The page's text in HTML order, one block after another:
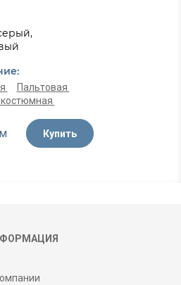
Пальтовая
Купить